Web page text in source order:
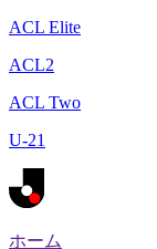
ACL Elite
ACL2
ACL Two
U-21
ホーム